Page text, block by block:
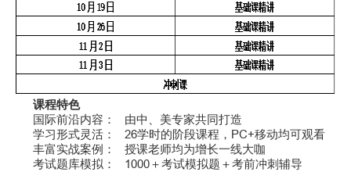
课程特色
国际前沿内容： 由中、美专家共同打造
学习形式灵活： 26学时的阶段课程，PC+移动均可观看
丰富实战案例： 授课老师均为增长一线大咖
考试题库模拟： 1000＋考试模拟题＋考前冲刺辅导